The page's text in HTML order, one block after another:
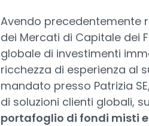
Avendo precedentemente
dei Mercati di Capitale dei
globale di investimenti
ricchezza di esperienza al
mandato presso Patrizia
di soluzioni clienti globali,
portafoglio di fondi misti